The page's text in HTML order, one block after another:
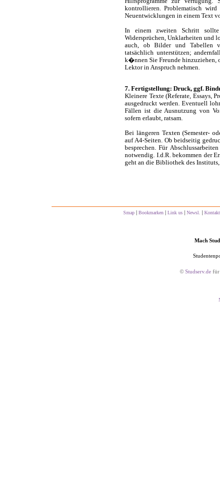
kontrollieren. Problematisch wird
Neuentwicklungen in einem Text
In einem zweiten Schritt
Widersprüchen, Unklarheiten und
auch, ob Bilder und Tabellen
tatsächlich unterstützen;
k�nnen Sie Freunde hinzuziehen,
Lektor in Anspruch nehmen.
7. Fertigstellung: Druck, ggf.
Kleinere Texte (Referate, Essays,
ausgedruckt werden. Eventuell
Fällen ist die Ausnutzung von
sofern erlaubt, ratsam.
Bei längeren Texten (Semester-
auf A4-Seiten. Ob beidseitig
besprechen. Für
notwendig. I.d.R. bekommen der
geht an die Bibliothek des
Smap | Bookmarken | Link us | Newsl. | Kontakt
Mach
© Studserv.de für